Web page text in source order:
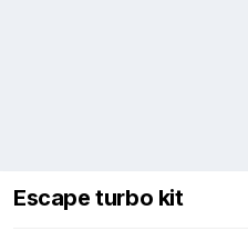
Escape turbo kit